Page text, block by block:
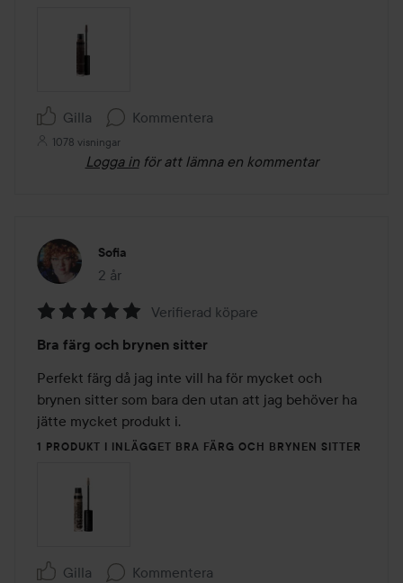
Gilla Kommentera
1078 visningar
Logga in för att lämna en kommentar
Sofia
2 år
Inlägget skapades 2 år
5
av
5
Verifierad köpare
Bra färg och brynen sitter
Perfekt färg då jag inte vill ha för mycket och
brynen sitter som bara den utan att jag behöver ha
jätte mycket produkt i.
1 PRODUKT I INLÄGGET BRA FÄRG OCH BRYNEN SITTER
Gilla Kommentera